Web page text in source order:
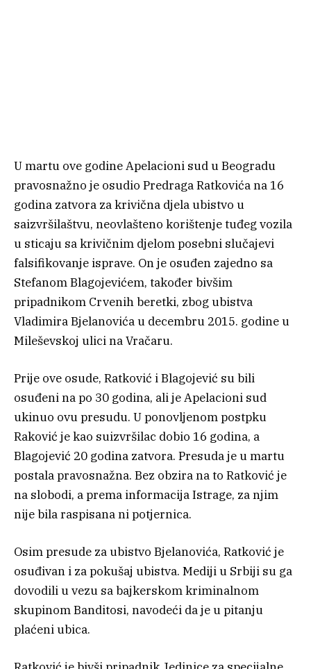
U martu ove godine Apelacioni sud u Beogradu
pravosnažno je osudio Predraga Ratkovića na 16
godina zatvora za krivična djela ubistvo u
saizvršilaštvu, neovlašteno korištenje tuđeg vozila
u sticaju sa krivičnim djelom posebni slučajevi
falsifikovanje isprave. On je osuđen zajedno sa
Stefanom Blagojevićem, također bivšim
pripadnikom Crvenih beretki, zbog ubistva
Vladimira Bjelanovića u decembru 2015. godine u
Mileševskoj ulici na Vračaru.
Prije ove osude, Ratković i Blagojević su bili
osuđeni na po 30 godina, ali je Apelacioni sud
ukinuo ovu presudu. U ponovljenom postpku
Raković je kao suizvršilac dobio 16 godina, a
Blagojević 20 godina zatvora. Presuda je u martu
postala pravosnažna. Bez obzira na to Ratković je
na slobodi, a prema informacija Istrage, za njim
nije bila raspisana ni potjernica.
Osim presude za ubistvo Bjelanovića, Ratković je
osuđivan i za pokušaj ubistva. Mediji u Srbiji su ga
dovodili u vezu sa bajkerskom kriminalnom
skupinom Banditosi, navodeći da je u pitanju
plaćeni ubica.